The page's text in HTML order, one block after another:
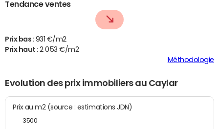
Tendance ventes
Prix bas : 931 €/m2
Prix haut :2 053 €/m2
Méthodologie
Evolution des prix immobiliers au Caylar
Prix au m2 (source : estimations JDN)
3500